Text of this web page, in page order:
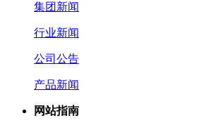
集团新闻
行业新闻
公司公告
产品新闻
网站指南